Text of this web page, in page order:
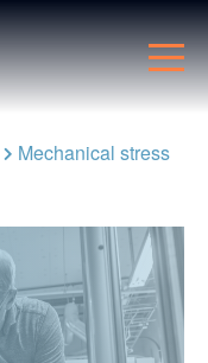
Mechanical stress